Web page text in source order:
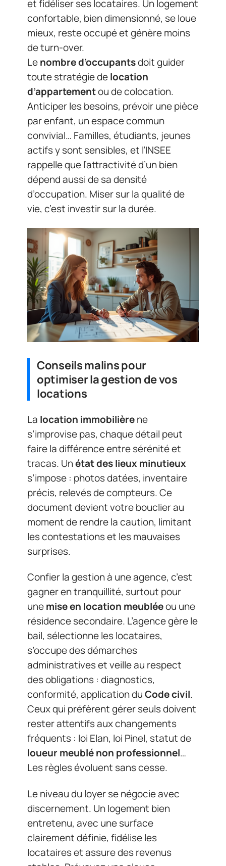
et fidéliser ses locataires. Un logement
confortable, bien dimensionné, se loue
mieux, reste occupé et génère moins
de turn-over.
Lenombre d’occupantsdoit guider
toute stratégie delocation
d’appartementou de colocation.
Anticiper les besoins, prévoir une pièce
par enfant, un espace commun
convivial… Familles, étudiants, jeunes
actifs y sont sensibles, et l’INSEE
rappelle que l’attractivité d’un bien
dépend aussi de sa densité
d’occupation. Miser sur la qualité de
vie, c’est investir sur la durée.
Conseils malins pour
optimiser la gestion de vos
locations
La location immobilièrene
s’improvise pas, chaque détail peut
faire la différence entre sérénité et
tracas. Unétat des lieux minutieux
s’impose : photos datées, inventaire
précis, relevés de compteurs. Ce
document devient votre bouclier au
moment de rendre la caution, limitant
les contestations et les mauvaises
surprises.
Confier la gestion à une agence, c’est
gagner en tranquillité, surtout pour
unemise en location meubléeou une
résidence secondaire. L’agence gère le
bail, sélectionne les locataires,
s’occupe des démarches
administratives et veille au respect
des obligations : diagnostics,
conformité, application duCode civil.
Ceux qui préfèrent gérer seuls doivent
rester attentifs aux changements
fréquents : loi Elan, loi Pinel, statut de
loueur meublé non professionnel…
Les règles évoluent sans cesse.
Le niveau du loyer se négocie avec
discernement. Un logement bien
entretenu, avec une surface
clairement définie, fidélise les
locataires et assure des revenus